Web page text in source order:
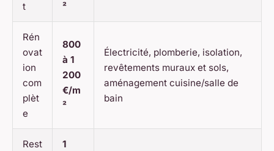
t
²
Rén
ovat
ion
com
plèt
e
800
à 1
200
€/m
²
Électricité, plomberie, isolation,
revêtements muraux et sols,
aménagement cuisine/salle de
bain
Rest
1